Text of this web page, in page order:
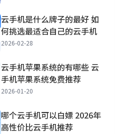
云手机是什么牌子的最好 如
何挑选最适合自己的云手机
2026-02-28
云手机苹果系统的有哪些 云
手机苹果系统免费推荐
2026-01-20
哪个云手机可以白嫖 2026年
高性价比云手机推荐